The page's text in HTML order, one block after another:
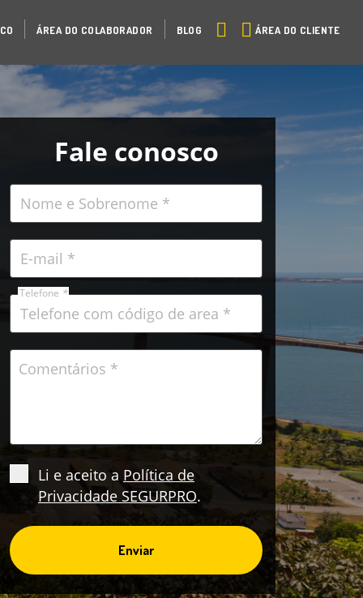
ÁREA DO COLABORADOR BLOG ÁREA DO CLIENTE
Fale conosco
Telefone *
Li e aceito a Política de
Privacidade SEGURPRO.
Enviar